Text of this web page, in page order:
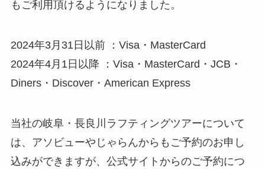
もご利用頂けるようになりました。
2024年3月31日以前 ：Visa・MasterCard
2024年4月1日以降 ：Visa・MasterCard・JCB・
Diners・Discover・American Express
当社の岐阜・長良川ラフティングツアーについて
は、アソビューやじゃらんからもご予約のお申し
込みができますが、公式サイトからのご予約につ